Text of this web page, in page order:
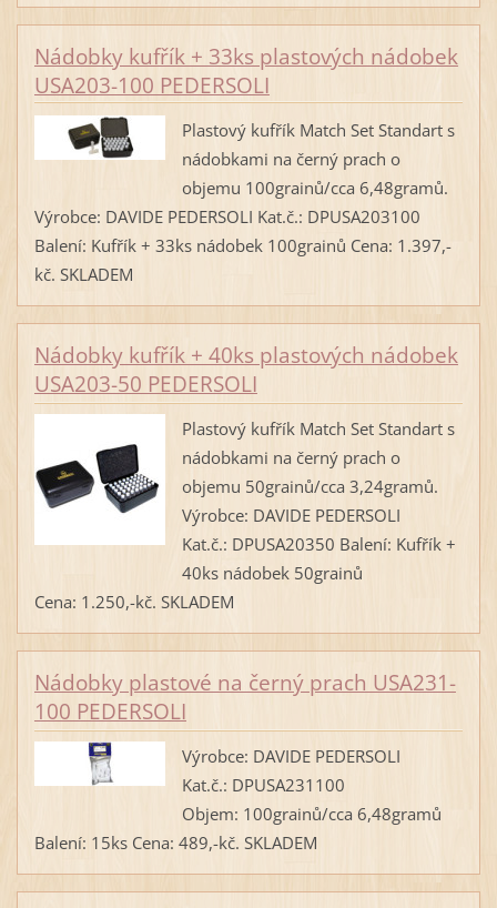
Nádobky kufřík + 33ks plastových nádobek
USA203-100 PEDERSOLI
Plastový kufřík Match Set Standart s
nádobkami na černý prach o
objemu 100grainů/cca 6,48gramů.
Výrobce: DAVIDE PEDERSOLI Kat.č.: DPUSA203100
Balení: Kufřík + 33ks nádobek 100grainů Cena: 1.397,-
kč. SKLADEM
Nádobky kufřík + 40ks plastových nádobek
USA203-50 PEDERSOLI
Plastový kufřík Match Set Standart s
nádobkami na černý prach o
objemu 50grainů/cca 3,24gramů.
Výrobce: DAVIDE PEDERSOLI
Kat.č.: DPUSA20350 Balení: Kufřík +
40ks nádobek 50grainů
Cena: 1.250,-kč. SKLADEM
Nádobky plastové na černý prach USA231-
100 PEDERSOLI
Výrobce: DAVIDE PEDERSOLI
Kat.č.: DPUSA231100
Objem: 100grainů/cca 6,48gramů
Balení: 15ks Cena: 489,-kč. SKLADEM